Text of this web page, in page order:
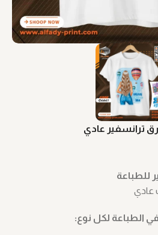
ترانسفير عادي
للطباعة
عادي
الطباعة لكل نوع: